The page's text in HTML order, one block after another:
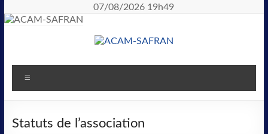
07/08/2026 19h49
Statuts de l’association